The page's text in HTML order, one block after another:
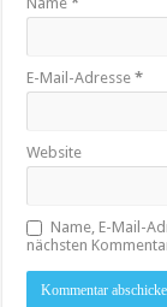
E-Mail-Adresse*
Website
Name, E-Mail-
nächsten